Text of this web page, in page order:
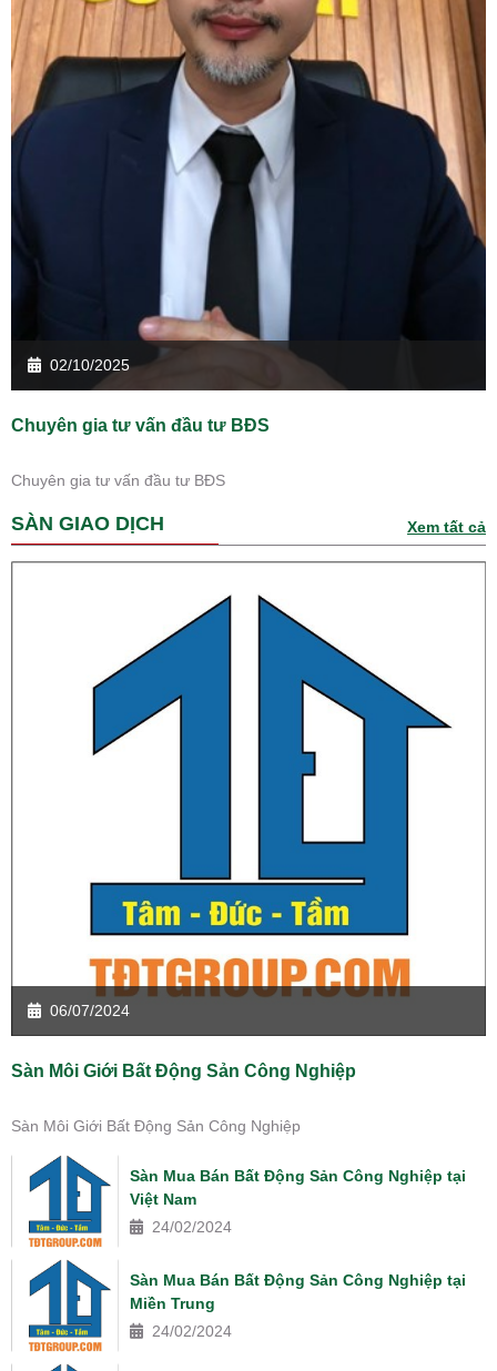
02/10/2025
Chuyên gia tư vấn đầu tư BĐS
Chuyên gia tư vấn đầu tư BĐS
SÀN GIAO DỊCH Xem tất cả
06/07/2024
Sàn Môi Giới Bất Động Sản Công Nghiệp
Sàn Môi Giới Bất Động Sản Công Nghiệp
Sàn Mua Bán Bất Động Sản Công Nghiệp tại
Việt Nam
24/02/2024
Sàn Mua Bán Bất Động Sản Công Nghiệp tại
Miền Trung
24/02/2024